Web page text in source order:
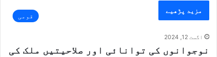
مزید پڑھیے
قومی
اگست 12, 2024
نوجوانوں کی توانائی اور صلاحیتیں ملک کی